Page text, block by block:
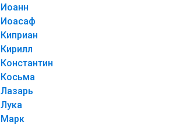
Иоанн
Иоасаф
Киприан
Кирилл
Константин
Косьма
Лазарь
Лука
Марк